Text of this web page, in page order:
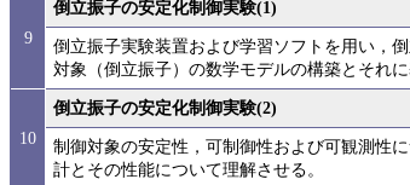
9
倒立振子の安定化制御実験(1)
倒立振子実験装置および学習ソフトを用い，
対象（倒立振子）の数学モデルの構築とそれ
10
倒立振子の安定化制御実験(2)
制御対象の安定性，可制御性および可観測性
計とその性能について理解させる。